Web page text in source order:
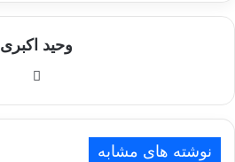
وحید اکبری
نوشته های مشابه